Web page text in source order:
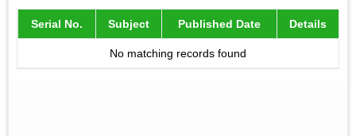
Serial No. Subject Published Date Details
No matching records found